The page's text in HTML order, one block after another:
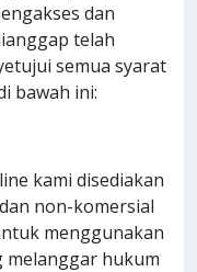
dan
telah
semua syarat
bawah ini:
kami disediakan
non-komersial
menggunakan
hukum